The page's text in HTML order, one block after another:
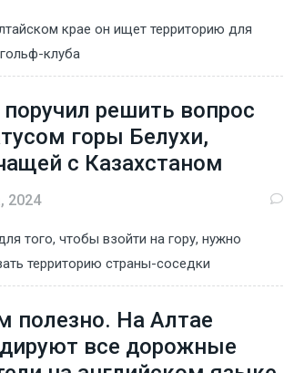
крае он ищет территорию для
клуба
решить вопрос
горы Белухи,
с Казахстаном
2024
того, чтобы взойти на гору, нужно
территорию страны-соседки
полезно. На Алтае
все дорожные